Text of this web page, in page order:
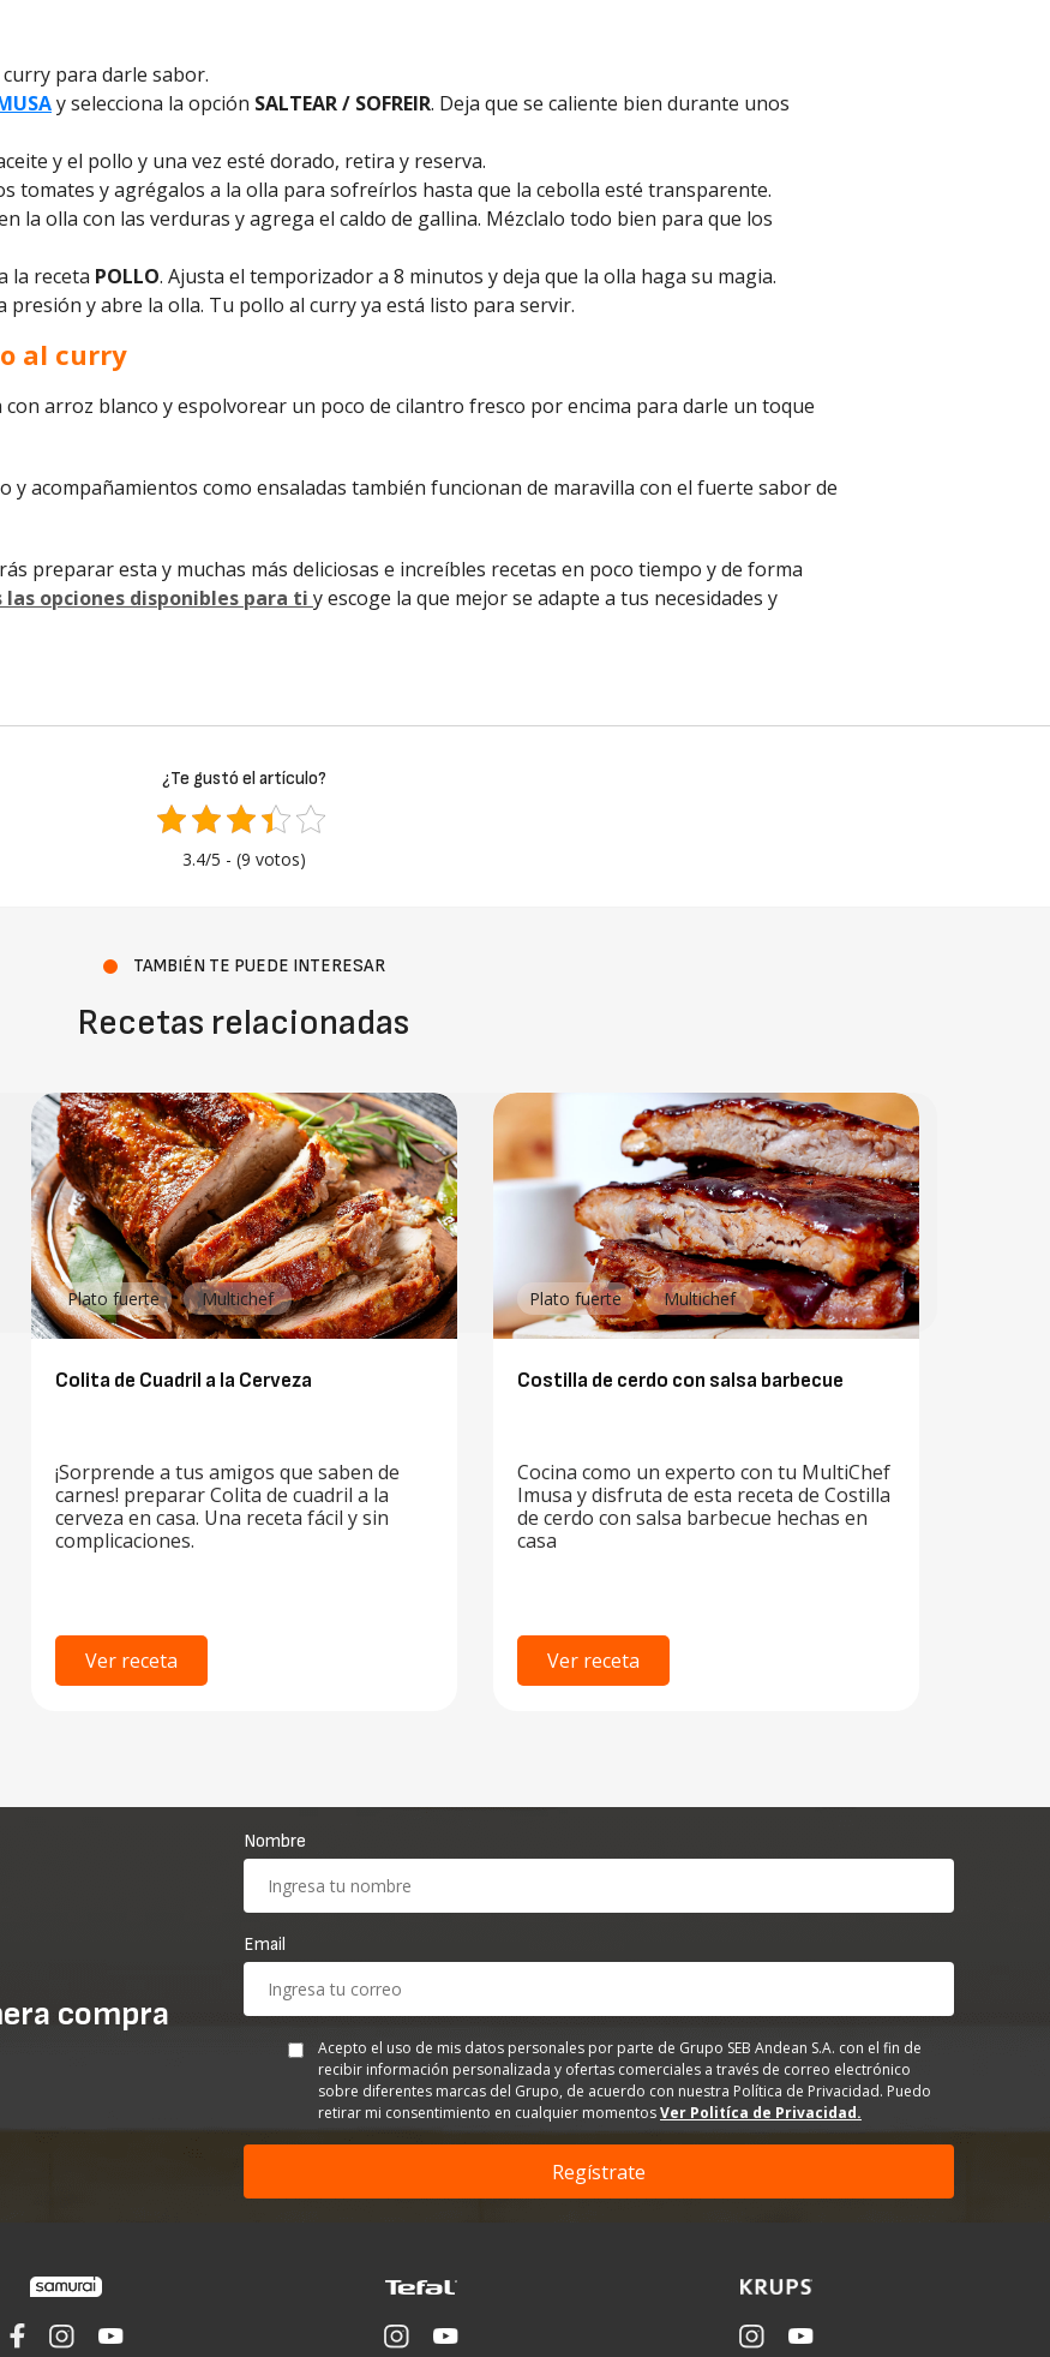
para darle sabor.
y selecciona la opción SALTEAR / SOFREIR. Deja que se caliente bien durante unos
y el pollo y una vez esté dorado, retira y reserva.
tomates y agrégalos a la olla para sofreírlos hasta que la cebolla esté transparente.
la olla con las verduras y agrega el caldo de gallina. Mézclalo todo bien para que los
la receta POLLO. Ajusta el temporizador a 8 minutos y deja que la olla haga su magia.
y abre la olla. Tu pollo al curry ya está listo para servir.
al curry
con arroz blanco y espolvorear un poco de cilantro fresco por encima para darle un toque
y acompañamientos como ensaladas también funcionan de maravilla con el fuerte sabor de
preparar esta y muchas más deliciosas e increíbles recetas en poco tiempo y de forma
las opciones disponibles para ti y escoge la que mejor se adapte a tus necesidades y
¿Te gustó el artículo?
3.4/5 - (9 votos)
TAMBIÉN TE PUEDE INTERESAR
Recetas relacionadas
Plato fuerte Multichef
Colita de Cuadril a la Cerveza
¡Sorprende a tus amigos que saben de
carnes! preparar Colita de cuadril a la
cerveza en casa. Una receta fácil y sin
complicaciones.
Ver receta
Plato fuerte Multichef
Costilla de cerdo con salsa barbecue
Cocina como un experto con tu MultiChef
Imusa y disfruta de esta receta de Costilla
de cerdo con salsa barbecue hechas en
casa
Ver receta
compra
Nombre
Email
Acepto el uso de mis datos personales por parte de Grupo SEB Andean S.A. con el fin de
recibir información personalizada y ofertas comerciales a través de correo electrónico
sobre diferentes marcas del Grupo, de acuerdo con nuestra Política de Privacidad. Puedo
retirar mi consentimiento en cualquier momentosVer Politíca de Privacidad.